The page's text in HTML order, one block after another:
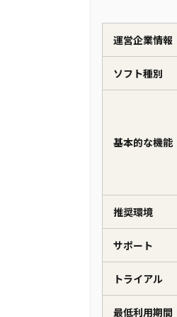
運営企業情報
ソフト種別
基本的な機能
推奨環境
サポート
トライアル
最低利用期間